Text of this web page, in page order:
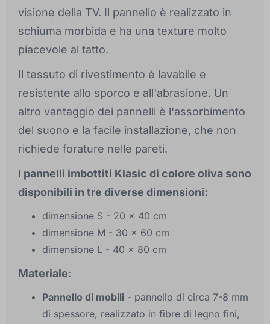
visione della TV. Il pannello è realizzato in
schiuma morbida e ha una texture molto
piacevole al tatto.
Il tessuto di rivestimento è lavabile e
resistente allo sporco e all'abrasione. Un
altro vantaggio dei pannelli è l'assorbimento
del suono e la facile installazione, che non
richiede forature nelle pareti.
I pannelli imbottiti Klasic di colore oliva sono
disponibili in tre diverse dimensioni:
dimensione S - 20 x 40 cm
dimensione M - 30 x 60 cm
dimensione L - 40 x 80 cm
Materiale:
Pannello di mobili - pannello di circa 7-8 mm
di spessore, realizzato in fibre di legno fini,